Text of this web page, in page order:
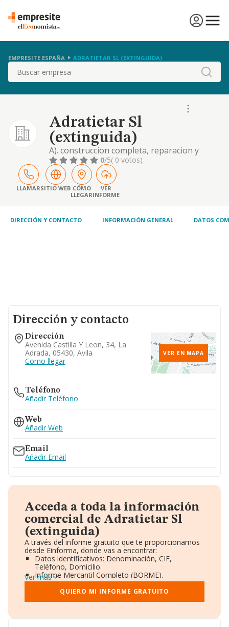
EMPRESITE ESPAÑA ADRATIETAR SL (EXTINGUIDA)
Buscar
Adratietar Sl
(extinguida)
A). construccion completa, reparacion y
conservacion deedificaciones y de obras
civiles, albanileria y pequenos trabajos de
construccion en general. consolidacion,
preparacion de terrenos, demoliciones,
perforaciones par
0/5( 0 votos)
LLAMARSITIO WEB CÓMO
LLEGAR
VER
INFORME
DIRECCIÓN Y CONTACTO INFORMACIÓN GENERAL DATOS
Dirección y contacto
Dirección
Avenida Castilla Y Leon, 34, La
Adrada, 05430, Avila
Como llegar
VER EN MAPA
Teléfono
Añadir Teléfono
Web
Añadir Web
Email
Añadir Email
Acceda a toda la información
comercial de Adratietar Sl
(extinguida)
A través del informe gratuito que te proporcionamos
desde Einforma, donde vas a encontrar:
Datos identificativos: Denominación, CIF,
Teléfono, Domicilio.
Informe Mercantil Completo (BORME).
Gráficos de Evolución Ventas y Empleados.
Consejo de Administración y Administradores.
Directivos y Ejecutivos.
Ver más
QUIERO MI INFORME GRATUITO